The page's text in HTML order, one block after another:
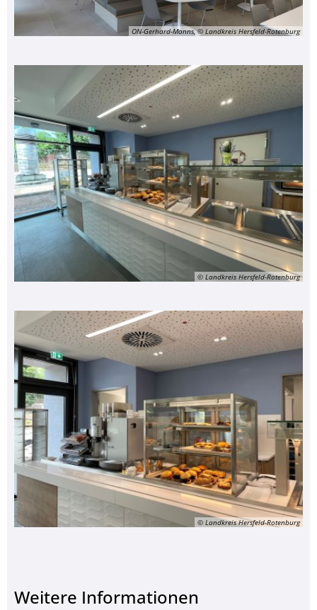
ON-Gerhard-Manns, © Landkreis Hersfeld-Rotenburg
© Landkreis Hersfeld-Rotenburg
© Landkreis Hersfeld-Rotenburg
Weitere Informationen